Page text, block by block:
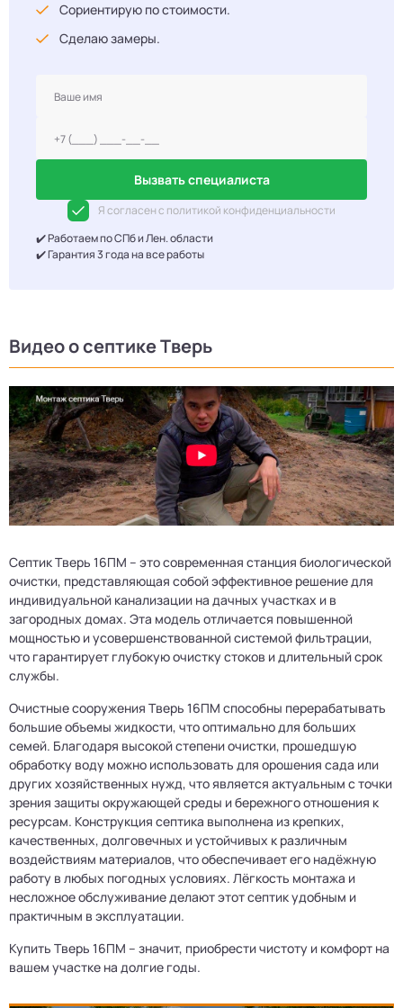
Сориентирую по стоимости.
Сделаю замеры.
Вызвать специалиста
Я согласен с политикой конфиденциальности
✔️ Работаем по СПб и Лен. области
✔️ Гарантия 3 года на все работы
Видео о септике Тверь
Септик Тверь 16ПМ – это современная станция биологической
очистки, представляющая собой эффективное решение для
индивидуальной канализации на дачных участках и в
загородных домах. Эта модель отличается повышенной
мощностью и усовершенствованной системой фильтрации,
что гарантирует глубокую очистку стоков и длительный срок
службы.
Очистные сооружения Тверь 16ПМ способны перерабатывать
большие объемы жидкости, что оптимально для больших
семей. Благодаря высокой степени очистки, прошедшую
обработку воду можно использовать для орошения сада или
других хозяйственных нужд, что является актуальным с точки
зрения защиты окружающей среды и бережного отношения к
ресурсам. Конструкция септика выполнена из крепких,
качественных, долговечных и устойчивых к различным
воздействиям материалов, что обеспечивает его надёжную
работу в любых погодных условиях. Лёгкость монтажа и
несложное обслуживание делают этот септик удобным и
практичным в эксплуатации.
Купить Тверь 16ПМ – значит, приобрести чистоту и комфорт на
вашем участке на долгие годы.